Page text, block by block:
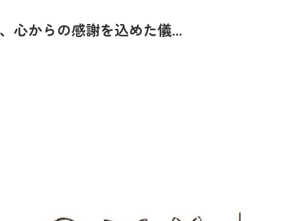
心からの感謝を込めた儀...